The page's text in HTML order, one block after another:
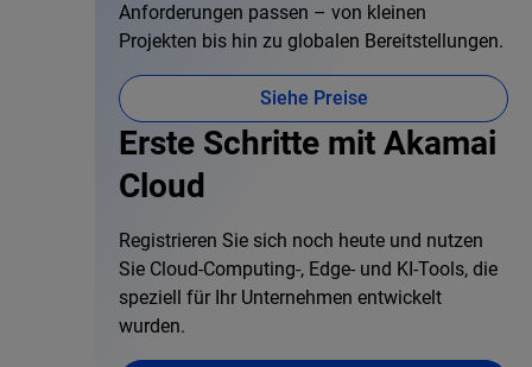
Anforderungen passen – von kleinen
Projekten bis hin zu globalen Bereitstellungen.
Siehe Preise
Erste Schritte mit Akamai
Cloud
Registrieren Sie sich noch heute und nutzen
Sie Cloud-Computing-, Edge- und KI-Tools, die
speziell für Ihr Unternehmen entwickelt
wurden.